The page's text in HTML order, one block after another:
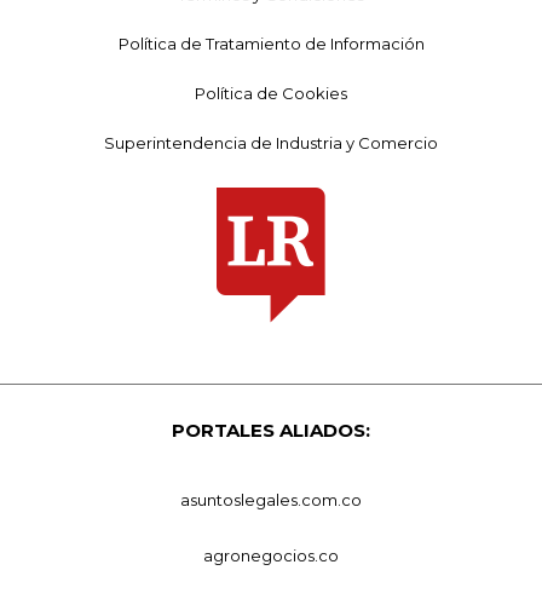
Política de Tratamiento de Información
Política de Cookies
Superintendencia de Industria y Comercio
PORTALES ALIADOS:
asuntoslegales.com.co
agronegocios.co